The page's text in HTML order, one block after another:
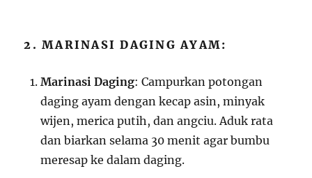
2. MARINASI DAGING AYAM:
Marinasi Daging: Campurkan potongan
daging ayam dengan kecap asin, minyak
wijen, merica putih, dan angciu. Aduk rata
dan biarkan selama 30 menit agar bumbu
meresap ke dalam daging.